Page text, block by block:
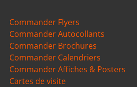
Commander Flyers
Commander Autocollants
Commander Brochures
Commander Calendriers
Commander Affiches & Posters
Cartes de visite